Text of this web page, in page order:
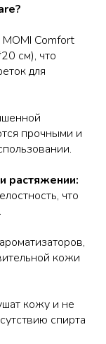
Comfort
см), что
для
прочными и
растяжении:
что
кожи
кожу и не
спирта